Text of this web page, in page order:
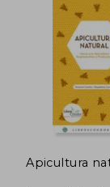
Apicultura